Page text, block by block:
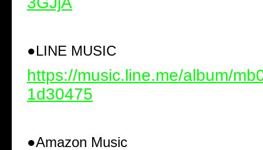
●LINE MUSIC
https://music.line.me/album/
1d30475
●Amazon Music